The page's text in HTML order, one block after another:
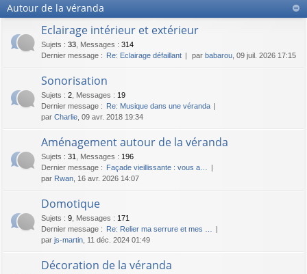
Autour de la véranda
Eclairage intérieur et extérieur
Sujets : 33 Messages : 314
Dernier message : Re: Eclairage défaillant par babarou , 09 juil. 2026 17:15
Sonorisation
Sujets : 2 Messages : 19
Dernier message : Re: Musique dans une véranda
par Charlie , 09 avr. 2018 19:34
Aménagement autour de la véranda
Sujets : 31 Messages : 196
Dernier message : Façade vieillissante : vous a…
par Rwan , 16 avr. 2026 14:07
Domotique
Sujets : 9 Messages : 171
Dernier message : Re: Relier ma serrure et mes …
par js-martin , 11 déc. 2024 01:49
Décoration de la véranda